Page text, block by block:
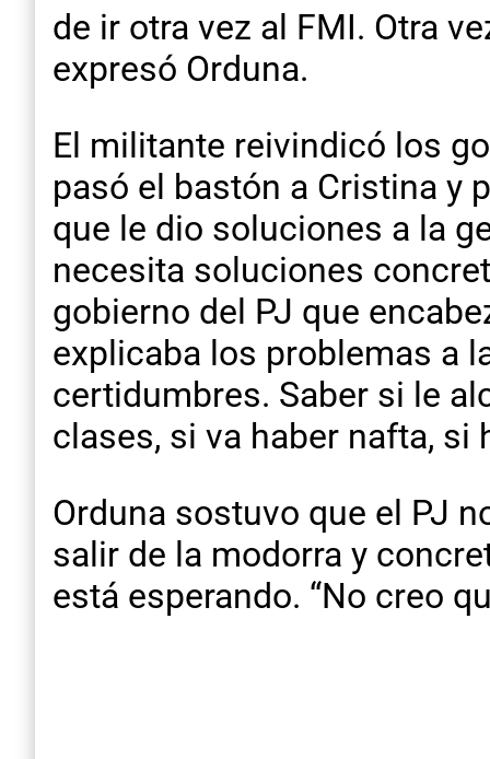
de ir otra vez al FMI. Otra
expresó Orduna.
El militante reivindicó los
pasó el bastón a Cristina y
que le dio soluciones a la
necesita soluciones
gobierno del PJ que
explicaba los problemas a
certidumbres. Saber si le
clases, si va haber nafta, si
Orduna sostuvo que el PJ
salir de la modorra y
está esperando. “No creo